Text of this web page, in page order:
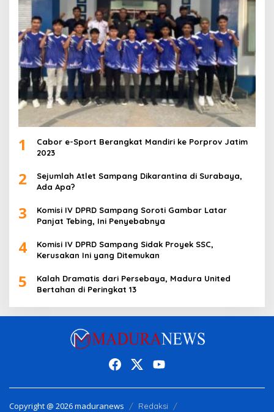
1
Cabor e-Sport Berangkat Mandiri ke Porprov Jatim
2023
2
Sejumlah Atlet Sampang Dikarantina di Surabaya,
Ada Apa?
3
Komisi IV DPRD Sampang Soroti Gambar Latar
Panjat Tebing, Ini Penyebabnya
4
Komisi IV DPRD Sampang Sidak Proyek SSC,
Kerusakan Ini yang Ditemukan
5
Kalah Dramatis dari Persebaya, Madura United
Bertahan di Peringkat 13
Copyright @ 2026 maduranews
Redaksi